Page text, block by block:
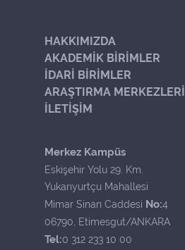
HAKKIMIZDA
AKADEMİK BİRİMLER
İDARİ BİRİMLER
ARAŞTIRMA MERKEZLERİ
İLETİŞİM
Merkez Kampüs
Eskişehir Yolu 29. Km.
Yukarıyurtçu Mahallesi
Mimar Sinan Caddesi No:4
06790, Etimesgut/ANKARA
Tel:0 312 233 10 00